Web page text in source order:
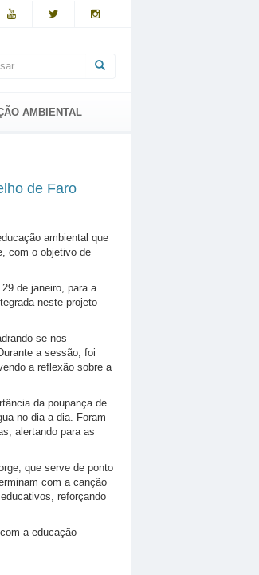
AMBIENTAL
de Faro
ambiental que
com o objetivo de
de janeiro, para a
neste projeto
se nos
a sessão, foi
a reflexão sobre a
da poupança de
no dia a dia. Foram
alertando para as
que serve de ponto
com a canção
reforçando
a educação